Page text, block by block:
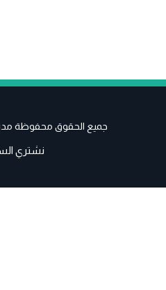
جميع الحقوق محفوظة
نشتري